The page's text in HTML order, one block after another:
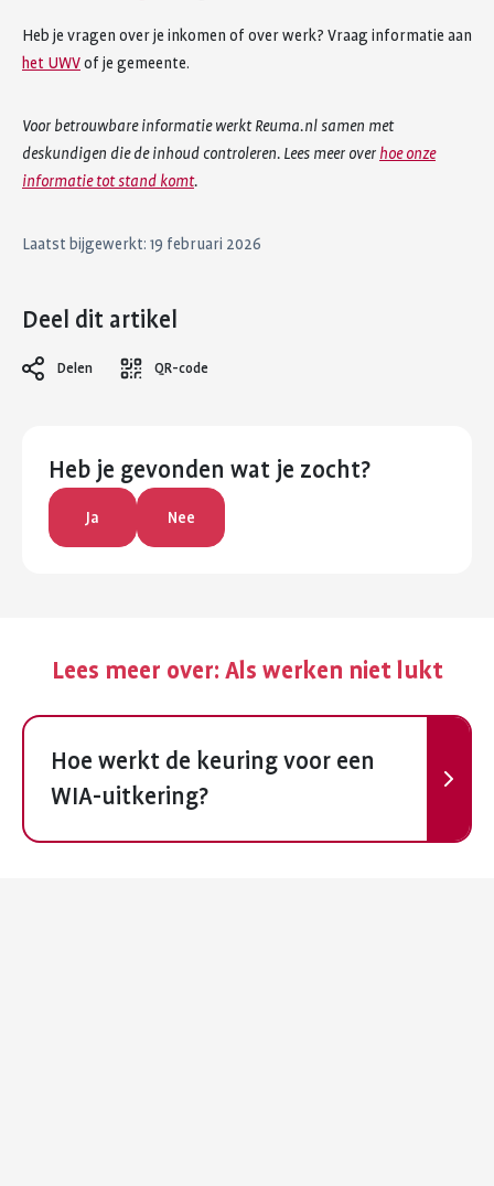
Heb je vragen over je inkomen of over werk? Vraag informatie aan
het UWVof je gemeente.
Voor betrouwbare informatie werkt Reuma.nl samen met
deskundigen die de inhoud controleren. Lees meer over hoe onze
informatie tot stand komt.
Laatst bijgewerkt: 19 februari 2026
Deel dit artikel
Delen QR-code
Heb je gevonden wat je zocht?
Ja Nee
Lees meer over: Als werken niet lukt
Volgende
Hoe werkt de keuring voor een
WIA-uitkering?